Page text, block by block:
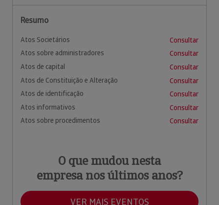
Resumo
Atos Societários
Consultar
Atos sobre administradores
Consultar
Atos de capital
Consultar
Atos de Constituição e Alteração
Consultar
Atos de identificação
Consultar
Atos informativos
Consultar
Atos sobre procedimentos
Consultar
O que mudou nesta
empresa nos últimos anos?
VER MAIS EVENTOS